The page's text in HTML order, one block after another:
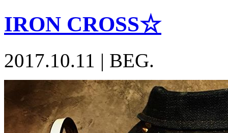
IRON CROSS☆
2017.10.11 | BEG.